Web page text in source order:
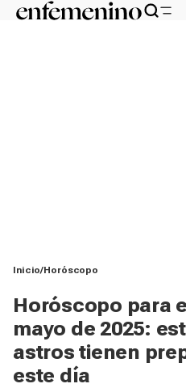
Inicio Horóscopo
Horóscopo para
mayo de 2025:
astros tienen
este día